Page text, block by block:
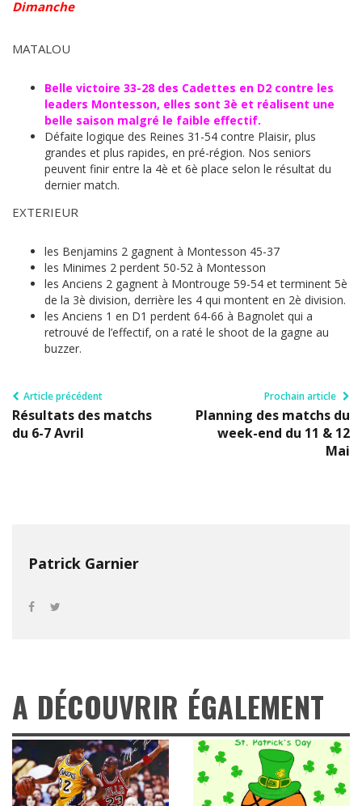
Dimanche
MATALOU
Belle victoire 33-28 des Cadettes en D2 contre les
leaders Montesson, elles sont 3è et réalisent une
belle saison malgré le faible effectif.
Défaite logique des Reines 31-54 contre Plaisir, plus
grandes et plus rapides, en pré-région. Nos seniors
peuvent finir entre la 4è et 6è place selon le résultat du
dernier match.
EXTERIEUR
les Benjamins 2 gagnent à Montesson 45-37
les Minimes 2 perdent 50-52 à Montesson
les Anciens 2 gagnent à Montrouge 59-54 et terminent 5è
de la 3è division, derrière les 4 qui montent en 2è division.
les Anciens 1 en D1 perdent 64-66 à Bagnolet qui a
retrouvé de l’effectif, on a raté le shoot de la gagne au
buzzer.
Article précédent
Résultats des matchs
du 6-7 Avril
Prochain article
Planning des matchs du
week-end du 11 & 12
Mai
Patrick Garnier
A DÉCOUVRIR ÉGALEMENT